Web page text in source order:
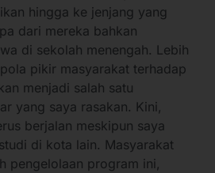
hingga ke jenjang yang
dari mereka bahkan
di sekolah menengah. Lebih
pikir masyarakat terhadap
menjadi salah satu
yang saya rasakan. Kini,
berjalan meskipun saya
di kota lain. Masyarakat
pengelolaan program ini,